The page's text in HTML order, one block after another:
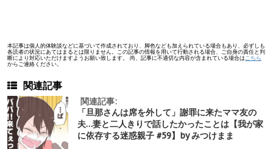
本記事は個人的体験談などに基づいて作成されており、脚色なども加えられている場合もあり、必ずしも
各読者の状況にあてはまるとは限りません。この記事の情報を用いて行動される場合、ご自身の責任と判
断により対応いただけますようお願い致します。 尚、記事に不適切な内容が含まれている場合は こちら
からご連絡ください。
関連記事
関連記事:
「旦那さんは席を外して」謝罪に来たママ友の
夫…妻と二人きりで話したかったことは【我が家
に依存する迷惑親子 #59】by みつけまま